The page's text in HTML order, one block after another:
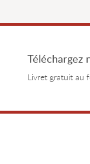
Téléchargez
Livret gratuit au